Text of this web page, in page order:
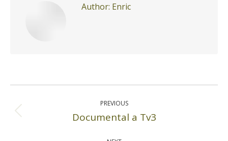
Author: Enric
Post
PREVIOUS
Previous
Documental a Tv3